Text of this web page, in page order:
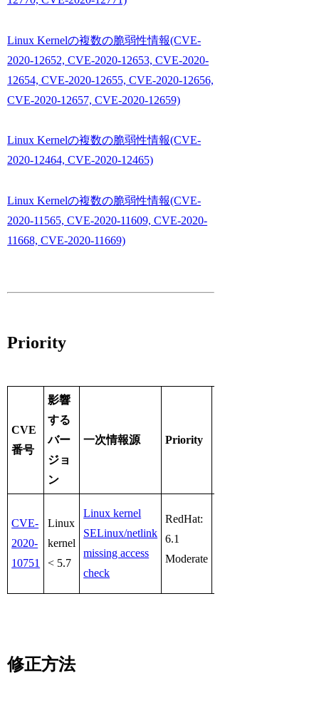
Linux Kernelの複数の脆弱性情報(CVE-
2020-12652, CVE-2020-12653, CVE-2020-
12654, CVE-2020-12655, CVE-2020-12656,
CVE-2020-12657, CVE-2020-12659)
Linux Kernelの複数の脆弱性情報(CVE-
2020-12464, CVE-2020-12465)
Linux Kernelの複数の脆弱性情報(CVE-
2020-11565, CVE-2020-11609, CVE-2020-
11668, CVE-2020-11669)
Priority
CVE
番号
影響
する
バー
ジョ
ン
一次情報源 Priority
CVE-
2020-
10751
Linux
kernel
< 5.7
Linux kernel
SELinux/netlink
missing access
check
RedHat:
6.1
Moderate
修正方法